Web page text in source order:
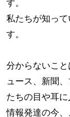
私たちが知っ
す。
分からないこ
ュース、新聞
たちの目や耳に
情報発達の今